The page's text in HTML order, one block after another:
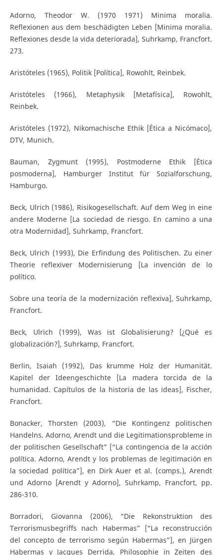
Adorno, Theodor W. (1970 1971) Minima moralia.
Reflexionen aus dem beschädigten Leben [Minima moralia.
Reflexiones desde la vida deteriorada], Suhrkamp, Francfort.
273.
Aristóteles (1965), Politik [Política], Rowohlt, Reinbek.
Aristóteles (1966), Metaphysik [Metafísica], Rowohlt,
Reinbek.
Aristóteles (1972), Nikomachische Ethik [Ética a Nicómaco],
DTV, Munich.
Bauman, Zygmunt (1995), Postmoderne Ethik [Ética
posmoderna], Hamburger Institut für Sozialforschung,
Hamburgo.
Beck, Ulrich (1986), Risikogesellschaft. Auf dem Weg in eine
andere Moderne [La sociedad de riesgo. En camino a una
otra Modernidad], Suhrkamp, Francfort.
Beck, Ulrich (1993), Die Erfindung des Politischen. Zu einer
Theorie reflexiver Modernisierung [La invención de lo
político.
Sobre una teoría de la modernización reflexiva], Suhrkamp,
Francfort.
Beck, Ulrich (1999), Was ist Globalisierung? [¿Qué es
globalización?], Suhrkamp, Francfort.
Berlin, Isaiah (1992), Das krumme Holz der Humanität.
Kapitel der Ideengeschichte [La madera torcida de la
humanidad. Capítulos de la historia de las ideas], Fischer,
Francfort.
Bonacker, Thorsten (2003), “Die Kontingenz politischen
Handelns. Adorno, Arendt und die Legitimationsprobleme in
der politischen Gesellschaft” [“La contingencia de la acción
política. Adorno, Arendt y los problemas de legitimación en
la sociedad política”], en Dirk Auer et al. (comps.), Arendt
und Adorno [Arendt y Adorno], Suhrkamp, Francfort, pp.
286-310.
Borradori, Giovanna (2006), “Die Rekonstruktion des
Terrorismusbegriffs nach Habermas” [“La reconstrucción
del concepto de terrorismo según Habermas”], en Jürgen
Habermas y Jacques Derrida, Philosophie in Zeiten des